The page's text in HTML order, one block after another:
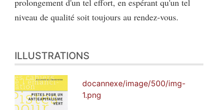
prolongement d'un tel effort, en espérant qu'un tel
niveau de qualité soit toujours au rendez-vous.
ILLUSTRATIONS
docannexe/image/500/img-
1.png